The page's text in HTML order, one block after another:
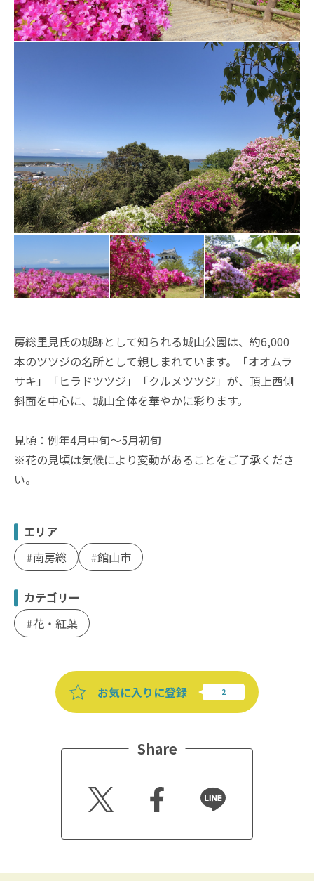
房総里見氏の城跡として知られる城山公園は、約6,000
本のツツジの名所として親しまれています。「オオムラ
サキ」「ヒラドツツジ」「クルメツツジ」が、頂上西側
斜面を中心に、城山全体を華やかに彩ります。
見頃：例年4月中旬～5月初旬
※花の見頃は気候により変動があることをご了承くださ
い。
エリア
南房総
館山市
カテゴリー
花・紅葉
お気に入りに登録
Share
Twitt
er
Faceb
ook
Line